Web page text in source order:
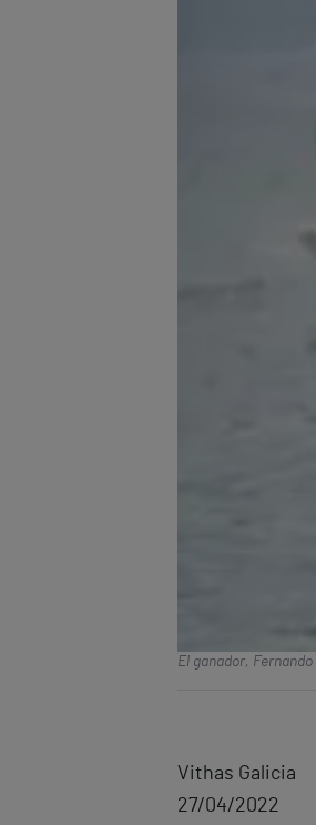
El ganador,
Vithas Galicia
27/04/2022